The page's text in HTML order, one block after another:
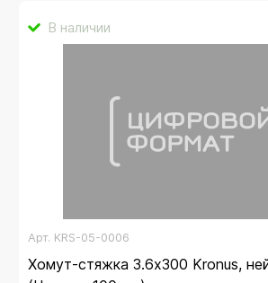
В наличии
Арт. KRS-05-0006
Хомут-стяжка 3.6х300 Kronus,